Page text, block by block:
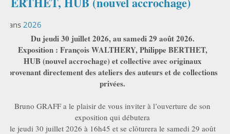
Dans 2026
Du jeudi 30 juillet 2026, au samedi 29 août 2026.
Exposition : François WALTHERY, Philippe BERTHET,
HUB (nouvel accrochage) et collective avec originaux
provenant directement des ateliers des auteurs et de collections
privées.
Bruno GRAFF a le plaisir de vous inviter à l’ouverture de son
exposition qui débutera
le jeudi 30 juillet 2026 à 16h45 et se clôturera le samedi 29 août